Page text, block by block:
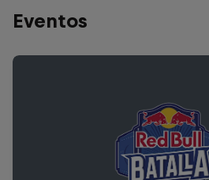
Eventos